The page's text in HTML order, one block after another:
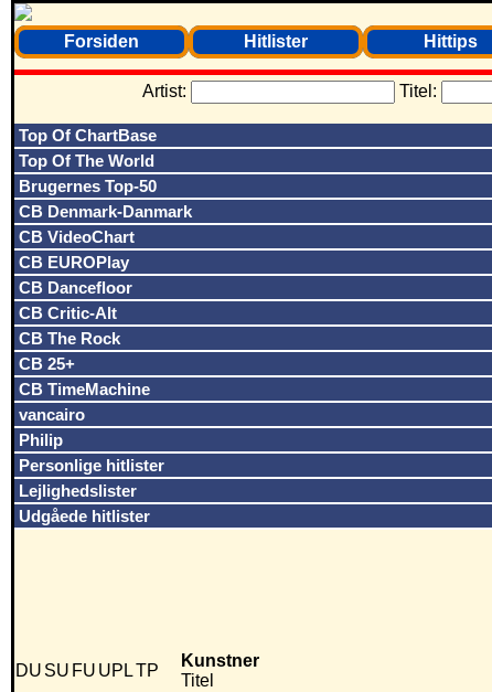
Forsiden Hitlister Hittips
Artist: Titel:
Top Of ChartBase
Top Of The World
Brugernes Top-50
CB Denmark-Danmark
CB VideoChart
CB EUROPlay
CB Dancefloor
CB Critic-Alt
CB The Rock
CB 25+
CB TimeMachine
vancairo
Philip
Personlige hitlister
Lejlighedslister
Udgåede hitlister
DU SU FU UPLTP
Kunstner
Titel